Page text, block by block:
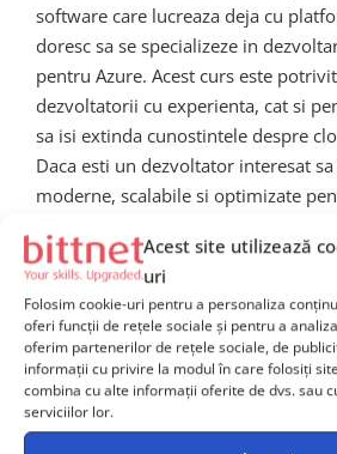
Acest site utilizează
uri
Folosim cookie-uri pentru a personaliza
oferi funcții de rețele sociale și pentru a
oferim partenerilor de rețele sociale, de
informații cu privire la modul în care folosiți
combina cu alte informații oferite de dvs. sau
serviciilor lor.
software care lucreaza deja cu
doresc sa se specializeze in
pentru Azure. Acest curs este
dezvoltatorii cu experienta, cat si
sa isi extinda cunostintele despre
Daca esti un dezvoltator interesat
moderne, scalabile si optimizate
Aceasta certificare este, de
pentru cei care doresc sa avanseze
specializate in cloud, cum ar fi
Architectsau DevOps Engineer .
Inscriere si